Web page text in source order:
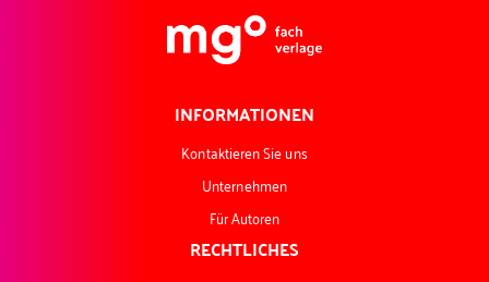
INFORMATIONEN
Kontaktieren Sie uns
Unternehmen
Für Autoren
RECHTLICHES